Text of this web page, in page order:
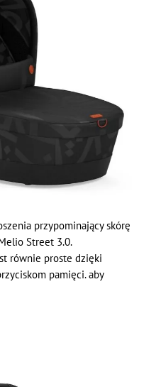
przypominający skórę
Street 3.0.
równie proste dzięki
pamięci. aby